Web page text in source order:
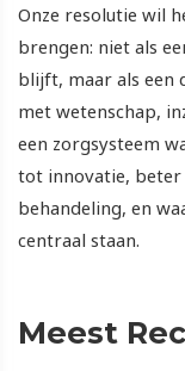
Onze resolutie wil
brengen: niet als
blijft, maar als een
met wetenschap,
een zorgsysteem
tot innovatie, beter
behandeling, en
centraal staan.
Meest